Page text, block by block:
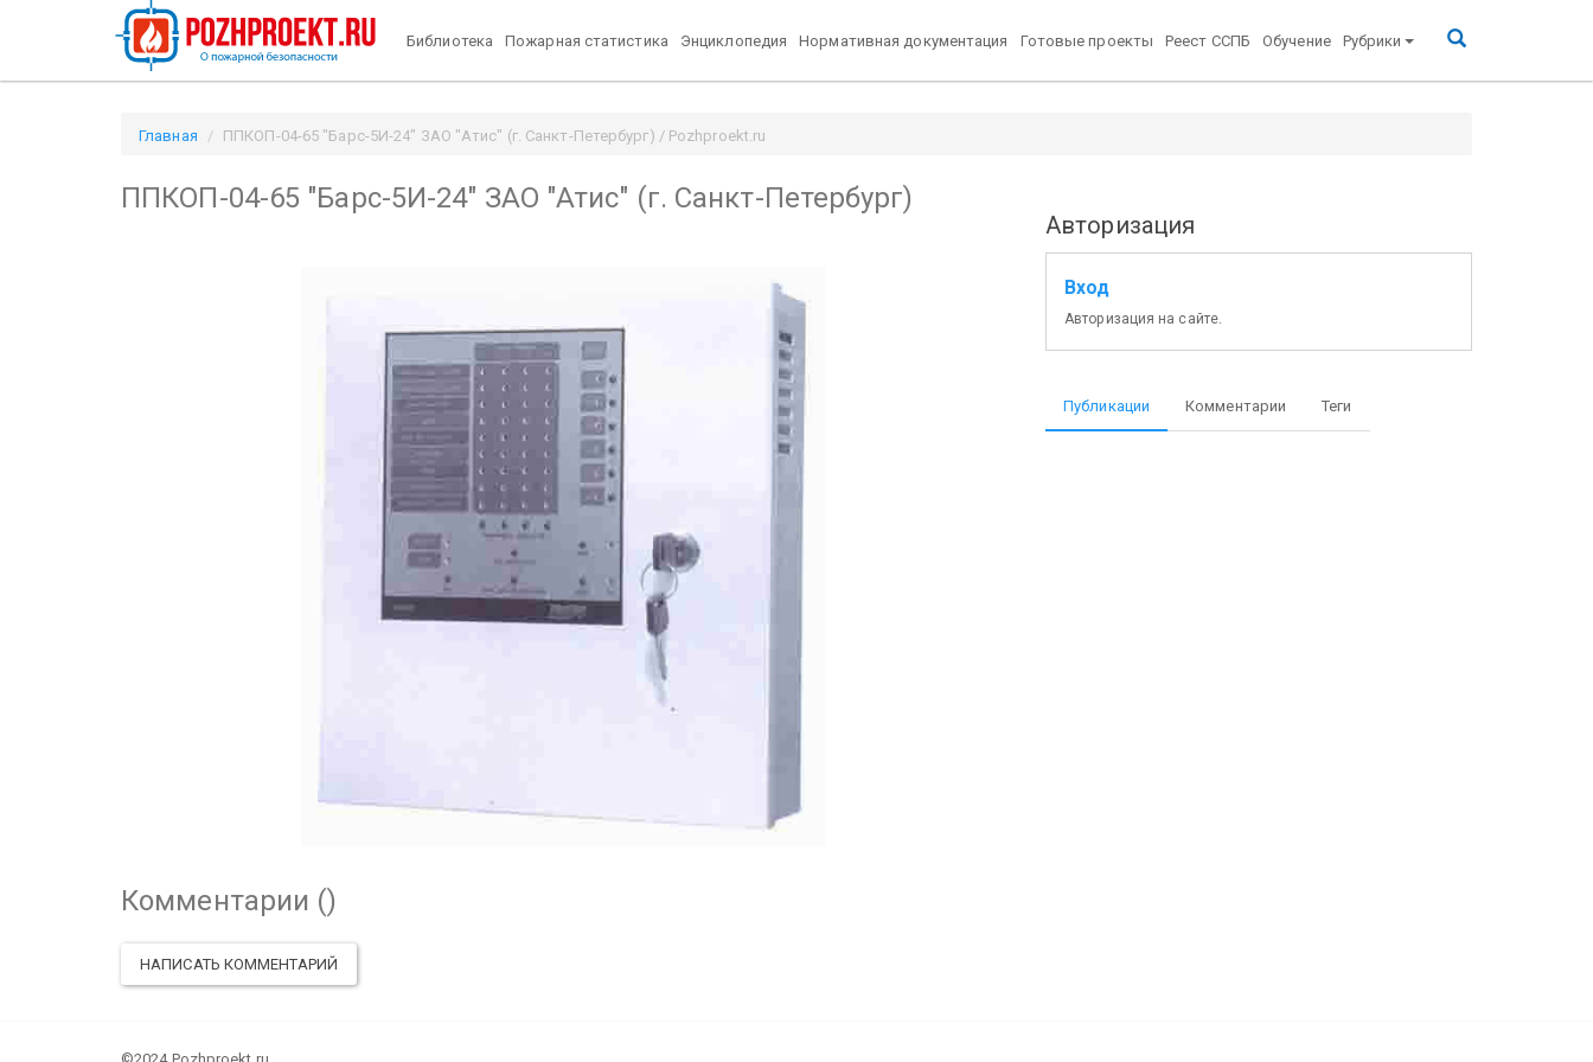
Библиотека Пожарная статистика Энциклопедия Нормативная документация Готовые проекты Реест ССПБ Обучение Рубрики
Главная ППКОП-04-65 "Барс-5И-24" ЗАО "Атис" (г. Санкт-Петербург) / Pozhproekt.ru
ППКОП-04-65 "Барс-5И-24" ЗАО "Атис" (г. Санкт-Петербург)
Комментарии ()
НАПИСАТЬ КОММЕНТАРИЙ
Авторизация
Вход
Авторизация на сайте.
Публикации Комментарии Теги